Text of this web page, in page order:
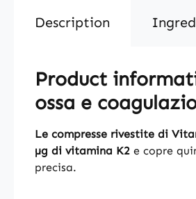
Description
Product
ossa e
Le compresse rivestite di
µg di vitamina K2 e copre
precisa.